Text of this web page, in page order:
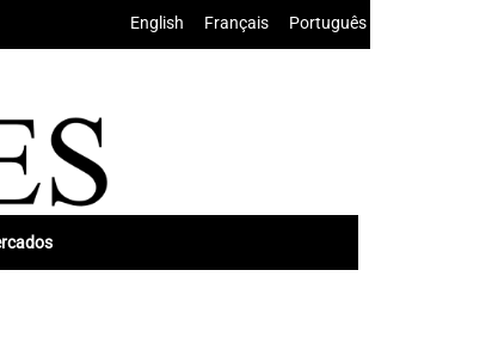
English Français Português